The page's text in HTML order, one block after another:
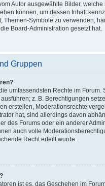
Autor ausgewählte Bilder, welche
können, um dessen Inhalt
Themen-Symbole zu verwenden,
Board-Administration gesetzt hat.
Gruppen
umfassendsten Rechte im Forum.
z. B. Berechtigungen
erstellen, Moderationsrechte
hat, sind allerdings davon
des Forums oder ein anderer
auch volle
Recht erteilt wurde.
ist es, das Geschehen im